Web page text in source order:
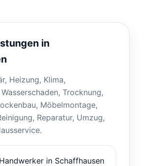
in
Heizung, Klima,
Trocknung,
Möbelmontage,
Reparatur, Umzug,
Handwerker in Schaffhausen